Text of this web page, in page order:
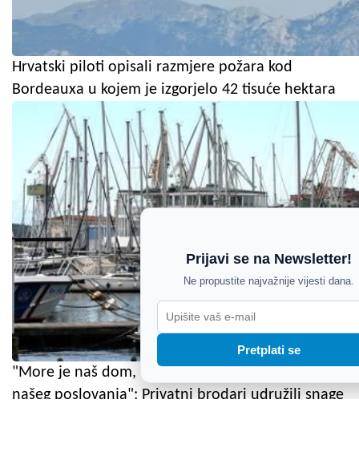
Hrvatski piloti opisali razmjere požara kod
Bordeauxa u kojem je izgorjelo 42 tisuće hektara
"More je naš dom, naše radno mjesto i temelj
našeg poslovanja": Privatni brodari udružili snage
Prijavi se na Newsletter!
Ne propustite najvažnije vijesti dana.
Pretplati se